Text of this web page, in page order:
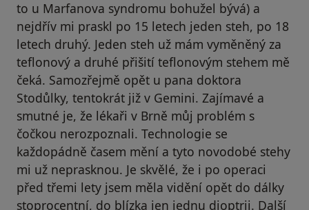
to u Marfanova syndromu bohužel bývá) a
nejdřív mi praskl po 15 letech jeden steh, po 18
letech druhý. Jeden steh už mám vyměněný za
teflonový a druhé přišití teflonovým stehem mě
čeká. Samozřejmě opět u pana doktora
Stodůlky, tentokrát již v Gemini. Zajímavé a
smutné je, že lékaři v Brně můj problém s
čočkou nerozpoznali. Technologie se
každopádně časem mění a tyto novodobé stehy
mi už neprasknou. Je skvělé, že i po operaci
před třemi lety jsem měla vidění opět do dálky
stoprocentní, do blízka jen jednu dioptrii. Další